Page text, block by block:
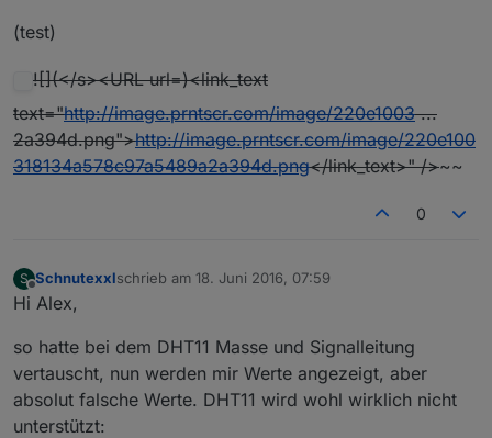
(test)
![](</s><URL url=)<link_text
text="http://image.prntscr.com/image/220e1003...
2a394d.png">http://image.prntscr.com/image/220e100
318134a578c97a5489a2a394d.png</link_text>" />~~
0
S
Offline
Schnutexxlschrieb am 18. Juni 2016, 07:59
zuletzt editiert von
Hi Alex,
so hatte bei dem DHT11 Masse und Signalleitung
vertauscht, nun werden mir Werte angezeigt, aber
absolut falsche Werte. DHT11 wird wohl wirklich nicht
unterstützt: